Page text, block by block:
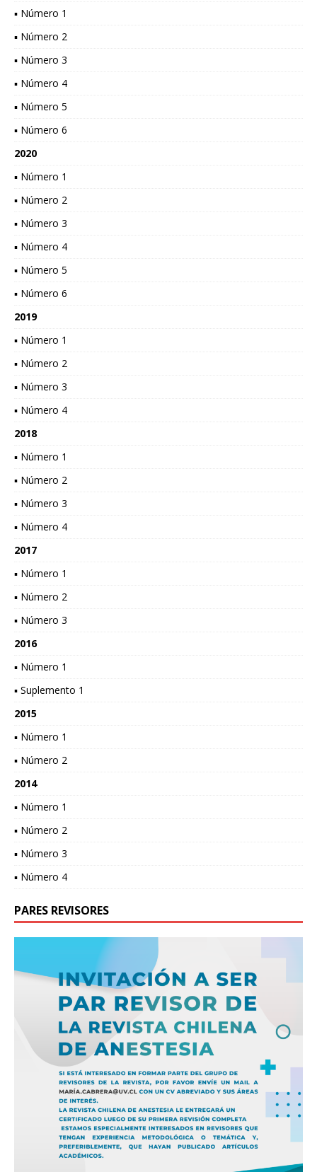
▪ Número 1
▪ Número 2
▪ Número 3
▪ Número 4
▪ Número 5
▪ Número 6
2020
▪ Número 1
▪ Número 2
▪ Número 3
▪ Número 4
▪ Número 5
▪ Número 6
2019
▪ Número 1
▪ Número 2
▪ Número 3
▪ Número 4
2018
▪ Número 1
▪ Número 2
▪ Número 3
▪ Número 4
2017
▪ Número 1
▪ Número 2
▪ Número 3
2016
▪ Número 1
▪ Suplemento 1
2015
▪ Número 1
▪ Número 2
2014
▪ Número 1
▪ Número 2
▪ Número 3
▪ Número 4
PARES REVISORES